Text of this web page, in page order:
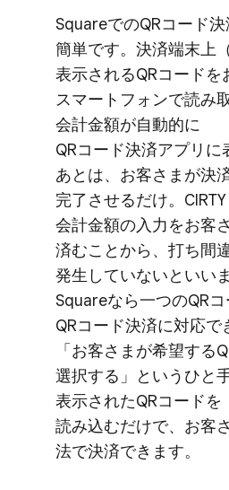
Squareでの​QRコード
簡単です。​決済端末上​
表示される​QRコードを​
スマートフォンで​読み
会計金額が​自動的に​
QRコード決済アプリに​
あとは、​お客さまが​決
完了させるだけ。​CIRTY
会計金額の​入力を​お客
済むことから、​打ち間
発生していないと​いい
Squareなら​一つの​QR
QRコード決済に​対応で
「お客さまが​希望する​
選択する」と​いう​ひと​
表示された​QRコードを​
読み込むだけで、​お客
法で​決済できます。